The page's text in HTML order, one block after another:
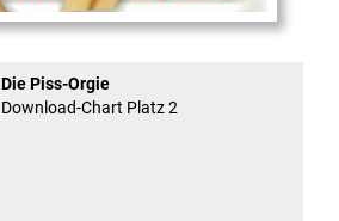
Die Piss-Orgie
Download-Chart Platz 2